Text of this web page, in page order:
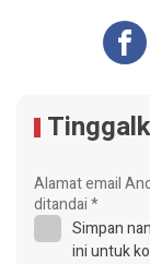
Alamat email
ditandai*
Simpan
ini untuk